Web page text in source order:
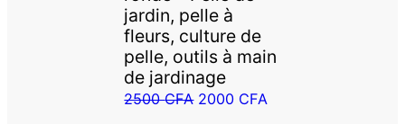
jardin, pelle à
fleurs, culture de
pelle, outils à main
de jardinage
2500CFA Le
2000 CFA